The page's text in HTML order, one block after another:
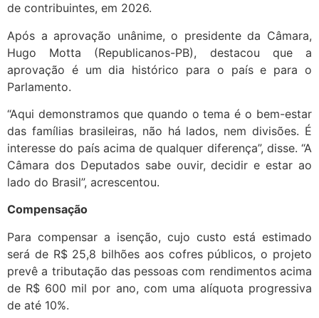
de contribuintes, em 2026.
Após a aprovação unânime, o presidente da Câmara,
Hugo Motta (Republicanos-PB), destacou que a
aprovação é um dia histórico para o país e para o
Parlamento.
“Aqui demonstramos que quando o tema é o bem-estar
das famílias brasileiras, não há lados, nem divisões. É
interesse do país acima de qualquer diferença”, disse. “A
Câmara dos Deputados sabe ouvir, decidir e estar ao
lado do Brasil”, acrescentou.
Compensação
Para compensar a isenção, cujo custo está estimado
será de R$ 25,8 bilhões aos cofres públicos, o projeto
prevê a tributação das pessoas com rendimentos acima
de R$ 600 mil por ano, com uma alíquota progressiva
de até 10%.